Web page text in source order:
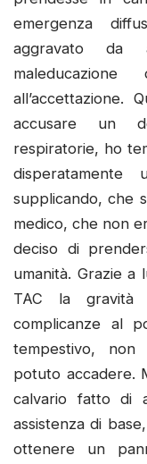
emergenza
aggravato da
all’accettazione.
accusare un
respiratorie, ho
supplicando, che
medico, che non
deciso di
umanità. Grazie
TAC la gravità
complicanze al
tempestivo, non
potuto accadere.
calvario fatto di
assistenza di
ottenere un